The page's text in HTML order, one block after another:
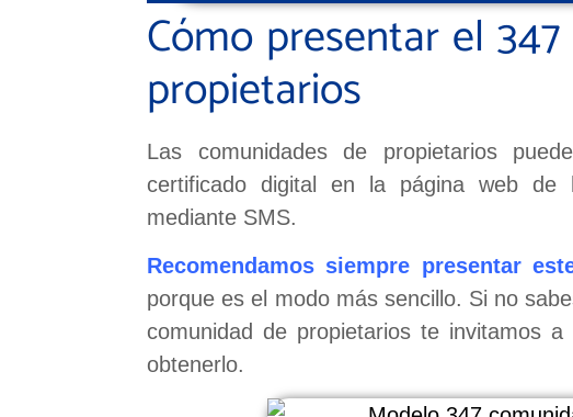
Cómo presentar el
propietarios
Las comunidades de propietarios
certificado digital en la página web de
mediante SMS.
Recomendamos siempre presentar
porque es el modo más sencillo. Si no
comunidad de propietarios te invitamos
obtenerlo.